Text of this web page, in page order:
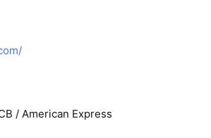
/ American Express